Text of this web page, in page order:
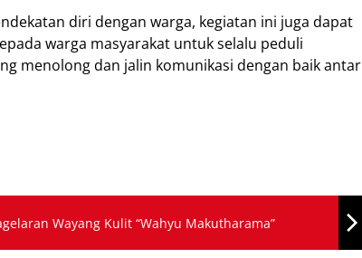
diri dengan warga, kegiatan ini juga dapat
warga masyarakat untuk selalu peduli
menolong dan jalin komunikasi dengan baik antar
Wayang Kulit “Wahyu Makutharama”